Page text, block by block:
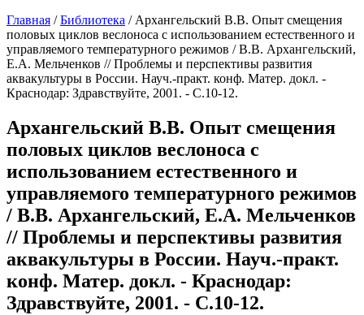
Главная /Библиотека / Архангельский В.В. Опыт смещения
половых циклов веслоноса с использованием естественного и
управляемого температурного режимов / В.В. Архангельский,
Е.А. Мельченков // Проблемы и перспективы развития
аквакультуры в России. Науч.-практ. конф. Матер. докл. -
Краснодар: Здравствуйте, 2001. - С.10-12.
Архангельский В.В. Опыт смещения
половых циклов веслоноса с
использованием естественного и
управляемого температурного режимов
/ В.В. Архангельский, Е.А. Мельченков
// Проблемы и перспективы развития
аквакультуры в России. Науч.-практ.
конф. Матер. докл. - Краснодар:
Здравствуйте, 2001. - С.10-12.